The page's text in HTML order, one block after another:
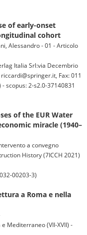
of early-onset
cohort
Alessandro - 01 - Articolo
Italia Srl:via Decembrio
Fax: 011
scopus: 2-s2.0-37140831
of the EUR Water
miracle (1940–
a convegno
History (7ICCH 2021)
00203-3)
a Roma e nella
Mediterraneo (VII-XVII) -